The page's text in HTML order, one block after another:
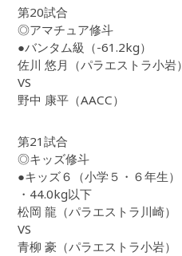
第20試合
◎アマチュア修斗
●バンタム級（-61.2kg）
佐川 悠月（パラエストラ小岩）
VS
野中 康平（AACC）
第21試合
◎キッズ修斗
●キッズ６（小学５・６年生）
・44.0kg以下
松岡 龍（パラエストラ川崎）
VS
青柳 豪（パラエストラ小岩）